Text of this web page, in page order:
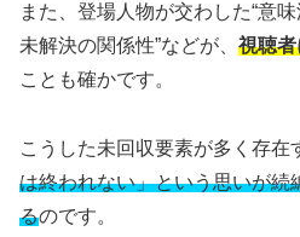
また、登場人物が交わした“意
未解決の関係性”などが、 視聴
ことも確かです。
こうした未回収要素が多く存在
は終われない」という思いが続
るのです。